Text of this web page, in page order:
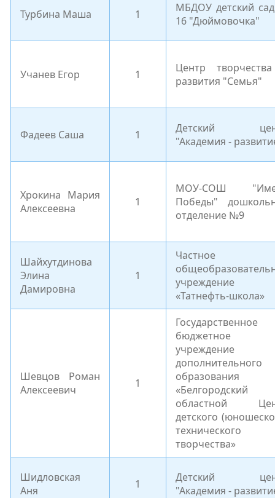
Турбина Маша 1
МБДОУ детский
16 "Дюймовочка"
Учанев Егор 1
Центр
развития "Семья"
Фадеев Саша 1
Детский
"Академия -
Хрокина Мария
Алексеевна
1
МОУ-СОШ
Победы"
отделение №9
Шайхутдинова
Элина
Дамировна
1
Частное
учреждение
«Татнефть-школа»
Шевцов Роман
Алексеевич
1
Государственное
бюджетное
учреждение
дополнительного
образования
«Белгородский
областной
детского
технического
творчества»
Шидловская
Аня
1
Детский
"Академия -